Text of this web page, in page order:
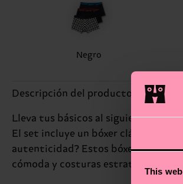
This
Negro
Descripción del producto
Lleva tus básicos al siguiente nivel
El set incluye un bóxer clásico de
autenticidad? Estos bóxers te lo
cómoda y costuras estratégicas